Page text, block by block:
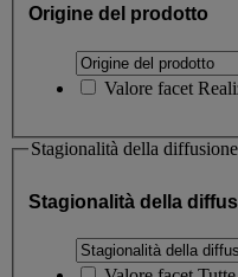
Origine del prodotto
Valore facet
Stagionalità della diffusione
Stagionalità della